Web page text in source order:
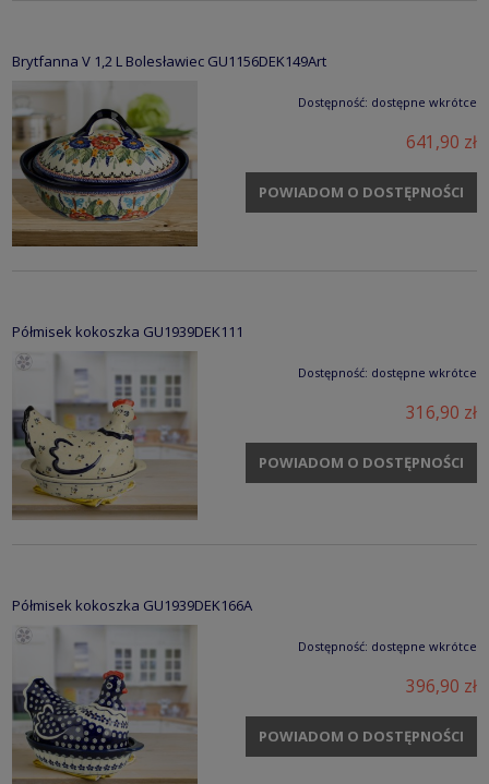
Brytfanna V 1,2 L Bolesławiec GU1156DEK149Art
Dostępność: dostępne wkrótce
641,90 zł
POWIADOM O DOSTĘPNOŚCI
Półmisek kokoszka GU1939DEK111
Dostępność: dostępne wkrótce
316,90 zł
POWIADOM O DOSTĘPNOŚCI
Półmisek kokoszka GU1939DEK166A
Dostępność: dostępne wkrótce
396,90 zł
POWIADOM O DOSTĘPNOŚCI